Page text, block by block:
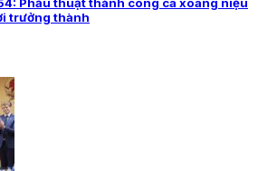
trưởng thành